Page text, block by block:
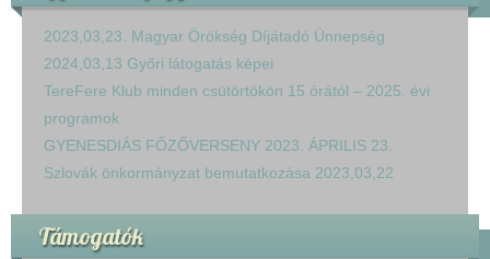
2023,03,23. Magyar Örökség Díjátadó Ünnepség
2024,03,13 Győri látogatás képei
TereFere Klub minden csütörtökön 15 órától – 2025. évi
programok
GYENESDIÁS FŐZŐVERSENY 2023. ÁPRILIS 23.
Szlovák önkormányzat bemutatkozása 2023,03,22
Támogatók